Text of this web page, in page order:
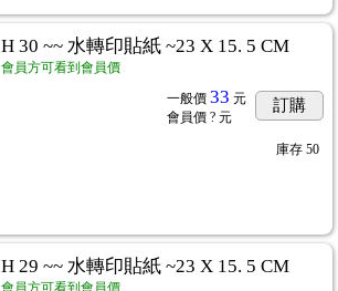
H 30 ~~ 水轉印貼紙 ~23 X 15. 5 CM
會員方可看到會員價
一般價 33 元
會員價 ? 元
訂購
庫存 50
H 29 ~~ 水轉印貼紙 ~23 X 15. 5 CM